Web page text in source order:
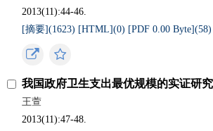
2013(11):44-46.
[摘要](1623) [HTML](0) [PDF 0.00 Byte](58)
我国政府卫生支出最优规模的实证研究
王萱
2013(11):47-48.